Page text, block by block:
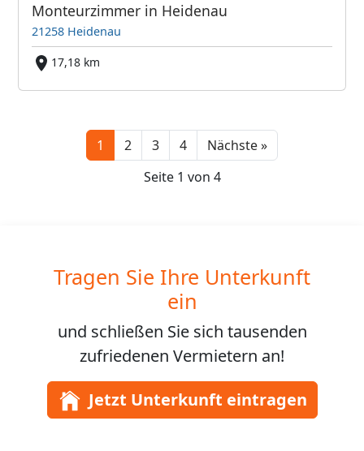
Monteurzimmer in Heidenau
21258 Heidenau
17,18 km
1 2 3 4 Nächste »Next
Seite 1 von 4
Tragen Sie Ihre Unterkunft
ein
und schließen Sie sich tausenden
zufriedenen Vermietern an!
Jetzt Unterkunft eintragen